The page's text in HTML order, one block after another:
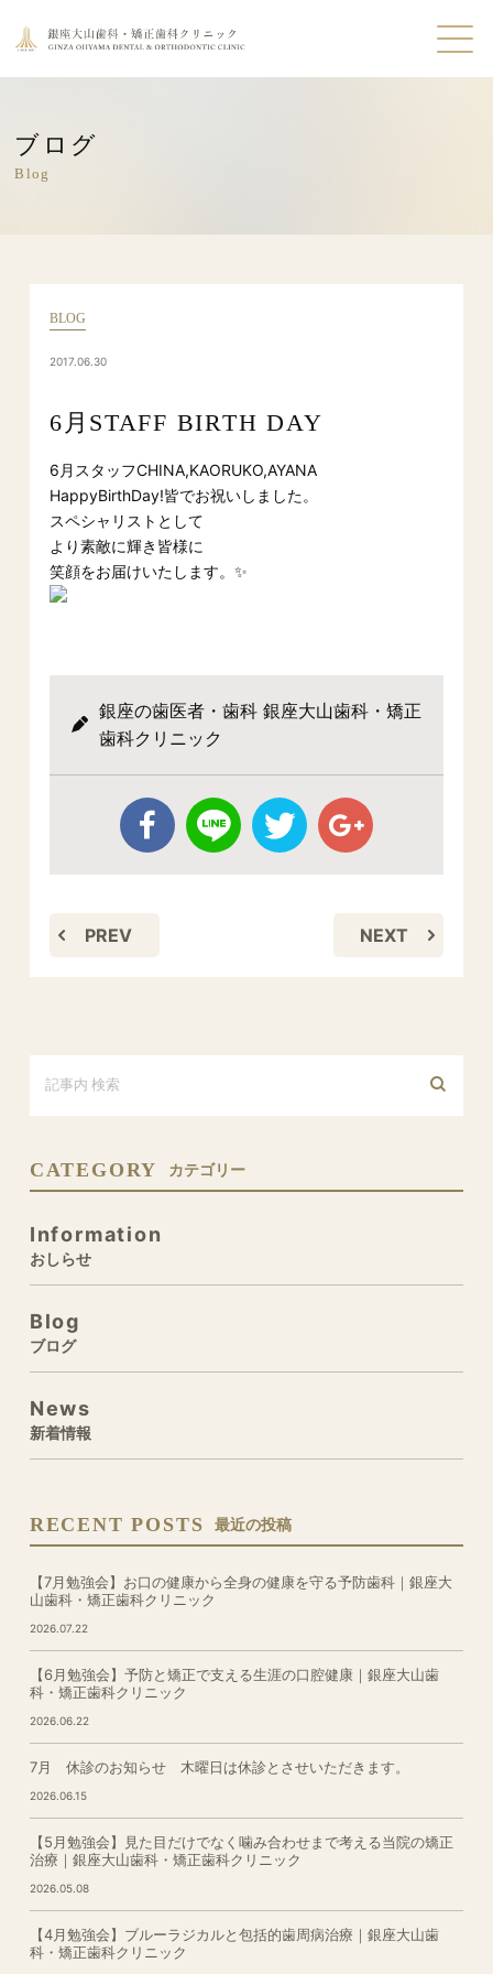
ブログ
Blog
BLOG
2017.06.30
6月STAFF BIRTH DAY
6月スタッフCHINA,KAORUKO,AYANA
HappyBirthDay!皆でお祝いしました。
スペシャリストとして
より素敵に輝き皆様に
笑顔をお届けいたします。✨
銀座の歯医者・歯科 銀座大山歯科・矯正
歯科クリニック
PREV NEXT
CATEGORY カテゴリー
Information
おしらせ
Blog
ブログ
News
新着情報
RECENT POSTS 最近の投稿
【7月勉強会】お口の健康から全身の健康を守る予防歯科｜銀座大
山歯科・矯正歯科クリニック
2026.07.22
【6月勉強会】予防と矯正で支える生涯の口腔健康｜銀座大山歯
科・矯正歯科クリニック
2026.06.22
7月 休診のお知らせ 木曜日は休診とさせいただきます。
2026.06.15
【5月勉強会】見た目だけでなく噛み合わせまで考える当院の矯正
治療｜銀座大山歯科・矯正歯科クリニック
2026.05.08
【4月勉強会】ブルーラジカルと包括的歯周病治療｜銀座大山歯
科・矯正歯科クリニック